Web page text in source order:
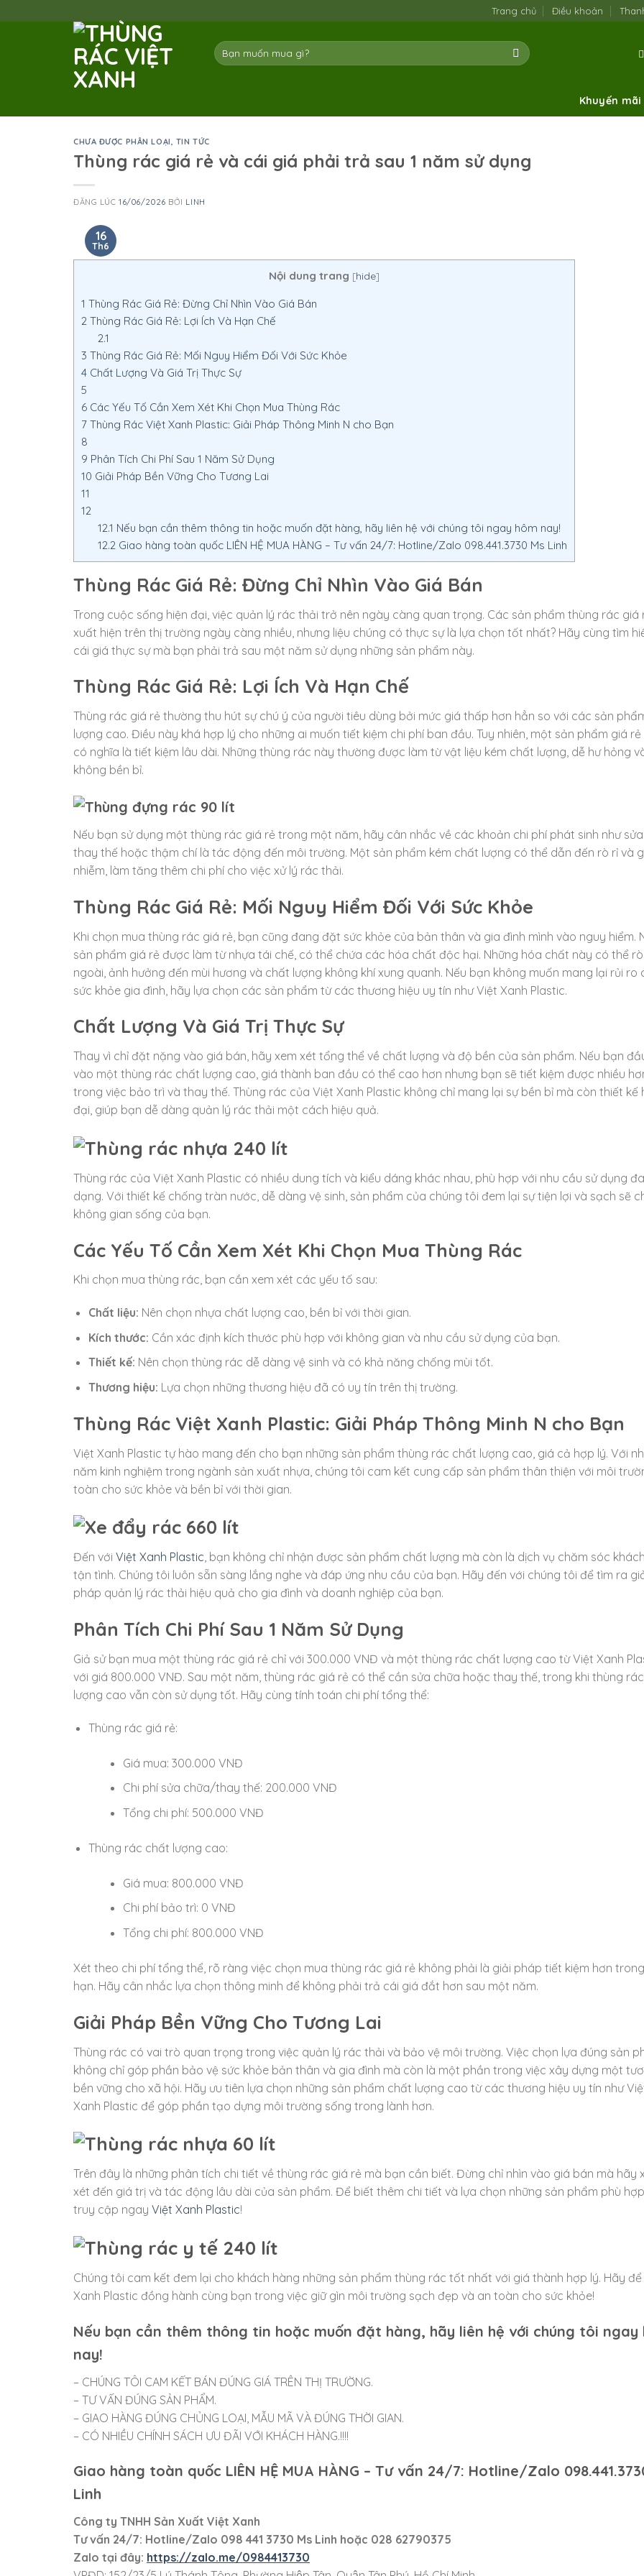
to
Trang chủ Điều khoản
Tìm
kiếm:
Khuyến mãi
CHƯA ĐƯỢC PHÂN LOẠI, TIN TỨC
Thùng rác giá rẻ và cái giá phải trả sau 1 năm sử dụng
ĐĂNG LÚC16/06/2026 BỞI LINH
16
Th6
Nội dung trang [hide]
1 Thùng Rác Giá Rẻ: Đừng Chỉ Nhìn Vào Giá Bán
2 Thùng Rác Giá Rẻ: Lợi Ích Và Hạn Chế
2.1
3 Thùng Rác Giá Rẻ: Mối Nguy Hiểm Đối Với Sức Khỏe
4 Chất Lượng Và Giá Trị Thực Sự
5
6 Các Yếu Tố Cần Xem Xét Khi Chọn Mua Thùng Rác
7 Thùng Rác Việt Xanh Plastic: Giải Pháp Thông Minh N cho Bạn
8
9 Phân Tích Chi Phí Sau 1 Năm Sử Dụng
10 Giải Pháp Bền Vững Cho Tương Lai
11
12
12.1 Nếu bạn cần thêm thông tin hoặc muốn đặt hàng, hãy liên hệ với chúng tôi ngay hôm nay!
12.2 Giao hàng toàn quốc LIÊN HỆ MUA HÀNG – Tư vấn 24/7: Hotline/Zalo 098.441.3730 Ms Linh
Thùng Rác Giá Rẻ: Đừng Chỉ Nhìn Vào Giá Bán
Trong cuộc sống hiện đại, việc quản lý rác thải trở nên ngày càng quan trọng. Các sản phẩm thùng rác giá
xuất hiện trên thị trường ngày càng nhiều, nhưng liệu chúng có thực sự là lựa chọn tốt nhất? Hãy cùng tìm
cái giá thực sự mà bạn phải trả sau một năm sử dụng những sản phẩm này.
Thùng Rác Giá Rẻ: Lợi Ích Và Hạn Chế
Thùng rác giá rẻ thường thu hút sự chú ý của người tiêu dùng bởi mức giá thấp hơn hẳn so với các sản
lượng cao. Điều này khá hợp lý cho những ai muốn tiết kiệm chi phí ban đầu. Tuy nhiên, một sản phẩm giá
có nghĩa là tiết kiệm lâu dài. Những thùng rác này thường được làm từ vật liệu kém chất lượng, dễ hư hỏng
không bền bỉ.
Nếu bạn sử dụng một thùng rác giá rẻ trong một năm, hãy cân nhắc về các khoản chi phí phát sinh như sửa
thay thế hoặc thậm chí là tác động đến môi trường. Một sản phẩm kém chất lượng có thể dẫn đến rò rỉ và
nhiễm, làm tăng thêm chi phí cho việc xử lý rác thải.
Thùng Rác Giá Rẻ: Mối Nguy Hiểm Đối Với Sức Khỏe
Khi chọn mua thùng rác giá rẻ, bạn cũng đang đặt sức khỏe của bản thân và gia đình mình vào nguy hiểm.
sản phẩm giá rẻ được làm từ nhựa tái chế, có thể chứa các hóa chất độc hại. Những hóa chất này có thể
ngoài, ảnh hưởng đến mùi hương và chất lượng không khí xung quanh. Nếu bạn không muốn mang lại rủi ro
sức khỏe gia đình, hãy lựa chọn các sản phẩm từ các thương hiệu uy tín như Việt Xanh Plastic.
Chất Lượng Và Giá Trị Thực Sự
Thay vì chỉ đặt nặng vào giá bán, hãy xem xét tổng thể về chất lượng và độ bền của sản phẩm. Nếu bạn
vào một thùng rác chất lượng cao, giá thành ban đầu có thể cao hơn nhưng bạn sẽ tiết kiệm được nhiều
trong việc bảo trì và thay thế. Thùng rác của Việt Xanh Plastic không chỉ mang lại sự bền bỉ mà còn thiết kế
đại, giúp bạn dễ dàng quản lý rác thải một cách hiệu quả.
Thùng rác của Việt Xanh Plastic có nhiều dung tích và kiểu dáng khác nhau, phù hợp với nhu cầu sử dụng đa
dạng. Với thiết kế chống tràn nước, dễ dàng vệ sinh, sản phẩm của chúng tôi đem lại sự tiện lợi và sạch sẽ
không gian sống của bạn.
Các Yếu Tố Cần Xem Xét Khi Chọn Mua Thùng Rác
Khi chọn mua thùng rác, bạn cần xem xét các yếu tố sau:
Chất liệu: Nên chọn nhựa chất lượng cao, bền bỉ với thời gian.
Kích thước: Cần xác định kích thước phù hợp với không gian và nhu cầu sử dụng của bạn.
Thiết kế: Nên chọn thùng rác dễ dàng vệ sinh và có khả năng chống mùi tốt.
Thương hiệu: Lựa chọn những thương hiệu đã có uy tín trên thị trường.
Thùng Rác Việt Xanh Plastic: Giải Pháp Thông Minh N cho Bạn
Việt Xanh Plastic tự hào mang đến cho bạn những sản phẩm thùng rác chất lượng cao, giá cả hợp lý. Với
năm kinh nghiệm trong ngành sản xuất nhựa, chúng tôi cam kết cung cấp sản phẩm thân thiện với môi
toàn cho sức khỏe và bền bỉ với thời gian.
Đến với Việt Xanh Plastic, bạn không chỉ nhận được sản phẩm chất lượng mà còn là dịch vụ chăm sóc
tận tình. Chúng tôi luôn sẵn sàng lắng nghe và đáp ứng nhu cầu của bạn. Hãy đến với chúng tôi để tìm ra
pháp quản lý rác thải hiệu quả cho gia đình và doanh nghiệp của bạn.
Phân Tích Chi Phí Sau 1 Năm Sử Dụng
Giả sử bạn mua một thùng rác giá rẻ chỉ với 300.000 VNĐ và một thùng rác chất lượng cao từ Việt Xanh
với giá 800.000 VNĐ. Sau một năm, thùng rác giá rẻ có thể cần sửa chữa hoặc thay thế, trong khi thùng
lượng cao vẫn còn sử dụng tốt. Hãy cùng tính toán chi phí tổng thể:
Thùng rác giá rẻ:
Giá mua: 300.000 VNĐ
Chi phí sửa chữa/thay thế: 200.000 VNĐ
Tổng chi phí: 500.000 VNĐ
Thùng rác chất lượng cao:
Giá mua: 800.000 VNĐ
Chi phí bảo trì: 0 VNĐ
Tổng chi phí: 800.000 VNĐ
Xét theo chi phí tổng thể, rõ ràng việc chọn mua thùng rác giá rẻ không phải là giải pháp tiết kiệm hơn
hạn. Hãy cân nhắc lựa chọn thông minh để không phải trả cái giá đắt hơn sau một năm.
Giải Pháp Bền Vững Cho Tương Lai
Thùng rác có vai trò quan trọng trong việc quản lý rác thải và bảo vệ môi trường. Việc chọn lựa đúng sản
không chỉ góp phần bảo vệ sức khỏe bản thân và gia đình mà còn là một phần trong việc xây dựng một
bền vững cho xã hội. Hãy ưu tiên lựa chọn những sản phẩm chất lượng cao từ các thương hiệu uy tín như
Xanh Plastic để góp phần tạo dựng môi trường sống trong lành hơn.
Trên đây là những phân tích chi tiết về thùng rác giá rẻ mà bạn cần biết. Đừng chỉ nhìn vào giá bán mà hãy
xét đến giá trị và tác động lâu dài của sản phẩm. Để biết thêm chi tiết và lựa chọn những sản phẩm phù
truy cập ngay Việt Xanh Plastic!
Chúng tôi cam kết đem lại cho khách hàng những sản phẩm thùng rác tốt nhất với giá thành hợp lý. Hãy để
Xanh Plastic đồng hành cùng bạn trong việc giữ gìn môi trường sạch đẹp và an toàn cho sức khỏe!
Nếu bạn cần thêm thông tin hoặc muốn đặt hàng, hãy liên hệ với chúng tôi ngay
nay!
– CHÚNG TÔI CAM KẾT BÁN ĐÚNG GIÁ TRÊN THỊ TRƯỜNG.
– TƯ VẤN ĐÚNG SẢN PHẨM.
– GIAO HÀNG ĐÚNG CHỦNG LOẠI, MẪU MÃ VÀ ĐÚNG THỜI GIAN.
– CÓ NHIỀU CHÍNH SÁCH ƯU ĐÃI VỚI KHÁCH HÀNG.!!!!
Giao hàng toàn quốc LIÊN HỆ MUA HÀNG – Tư vấn 24/7: Hotline/Zalo
Linh
Công ty TNHH Sản Xuất Việt Xanh
Tư vấn 24/7: Hotline/Zalo 098 441 3730 Ms Linh hoặc 028 62790375
Zalo tại đây: https://zalo.me/0984413730